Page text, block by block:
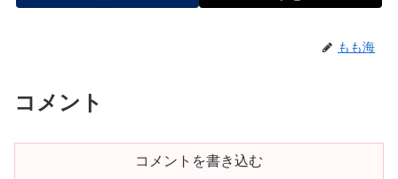
もも海
コメント
コメントを書き込む